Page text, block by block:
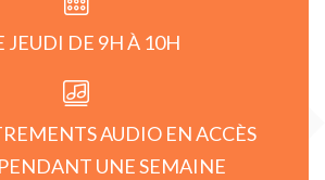
JEUDI DE 9H À 10H
AUDIO EN ACCÈS
UNE SEMAINE